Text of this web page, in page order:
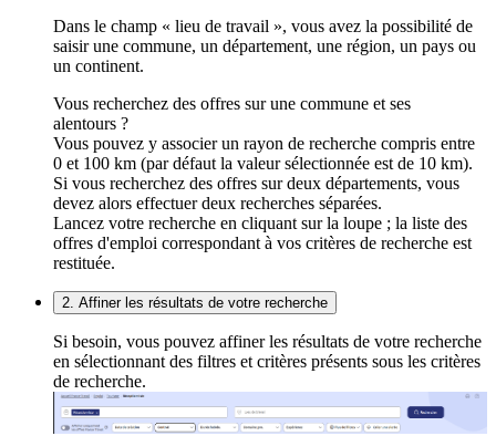
Dans le champ « lieu de travail », vous avez la possibilité de
saisir une commune, un département, une région, un pays ou
un continent.
Vous recherchez des offres sur une commune et ses
alentours ?
Vous pouvez y associer un rayon de recherche compris entre
0 et 100 km (par défaut la valeur sélectionnée est de 10 km).
Si vous recherchez des offres sur deux départements, vous
devez alors effectuer deux recherches séparées.
Lancez votre recherche en cliquant sur la loupe ; la liste des
offres d'emploi correspondant à vos critères de recherche est
restituée.
2. Affiner les résultats de votre recherche
Si besoin, vous pouvez affiner les résultats de votre recherche
en sélectionnant des filtres et critères présents sous les critères
de recherche.